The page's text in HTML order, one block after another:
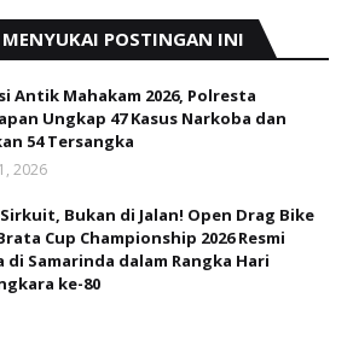
POSTINGAN INI
Antik Mahakam 2026, Polresta
Ungkap 47 Kasus Narkoba dan
54 Tersangka
2026
Bukan di Jalan! Open Drag Bike
Cup Championship 2026 Resmi
di Samarinda dalam Rangka Hari
ke-80